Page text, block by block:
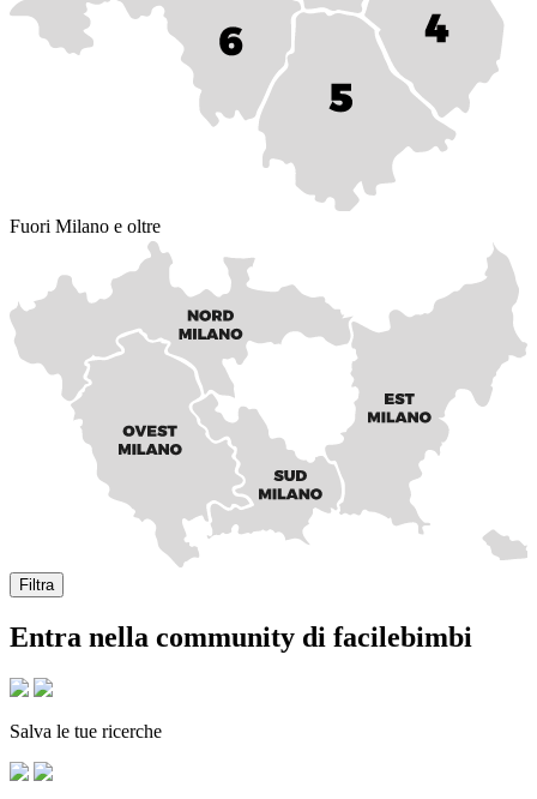
Fuori Milano e oltre
Filtra
Entra nella community di facilebimbi
Salva le tue ricerche